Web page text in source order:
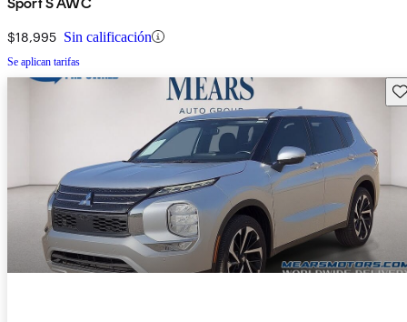
$18,995 Sin calificación
Se aplican tarifas